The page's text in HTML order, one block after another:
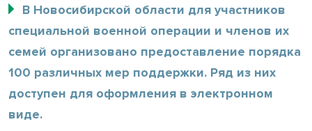
В Новосибирской области для участников
специальной военной операции и членов их
семей организовано предоставление порядка
100 различных мер поддержки. Ряд из них
доступен для оформления в электронном
виде.